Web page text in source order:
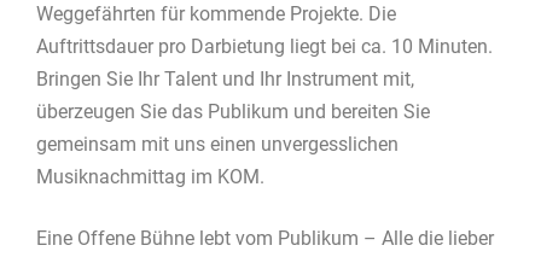
Weggefährten für kommende Projekte. Die
Auftrittsdauer pro Darbietung liegt bei ca. 10 Minuten.
Bringen Sie Ihr Talent und Ihr Instrument mit,
überzeugen Sie das Publikum und bereiten Sie
gemeinsam mit uns einen unvergesslichen
Musiknachmittag im KOM.
Eine Offene Bühne lebt vom Publikum – Alle die lieber